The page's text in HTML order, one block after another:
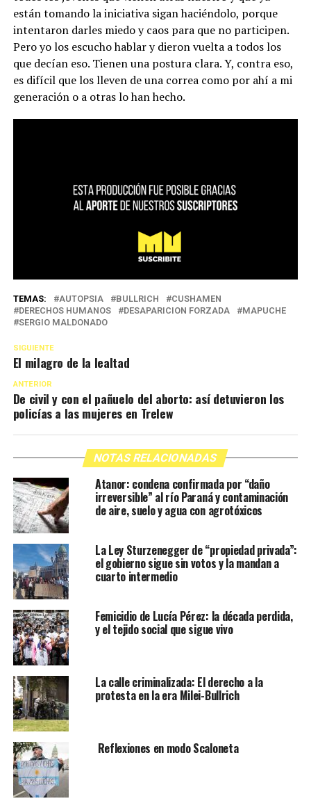
están tomando la iniciativa sigan haciéndolo, porque
intentaron darles miedo y caos para que no participen.
Pero yo los escucho hablar y dieron vuelta a todos los
que decían eso. Tienen una postura clara. Y, contra eso,
es difícil que los lleven de una correa como por ahí a mi
generación o a otras lo han hecho.
TEMAS: AUTOPSIA BULLRICH
CUSHAMEN
DERECHOS HUMANOS
DESAPARICION FORZADA
MAPUCHE
SERGIO MALDONADO
SIGUIENTE
El milagro de la lealtad
ANTERIOR
De civil y con el pañuelo del aborto: así detuvieron los
policías a las mujeres en Trelew
NOTAS RELACIONADAS
Atanor: condena confirmada por “daño
irreversible” al río Paraná y contaminación
de aire, suelo y agua con agrotóxicos
La Ley Sturzenegger de “propiedad privada”:
el gobierno sigue sin votos y la mandan a
cuarto intermedio
Femicidio de Lucía Pérez: la década perdida,
y el tejido social que sigue vivo
La calle criminalizada: El derecho a la
protesta en la era Milei-Bullrich
Reflexiones en modo Scaloneta